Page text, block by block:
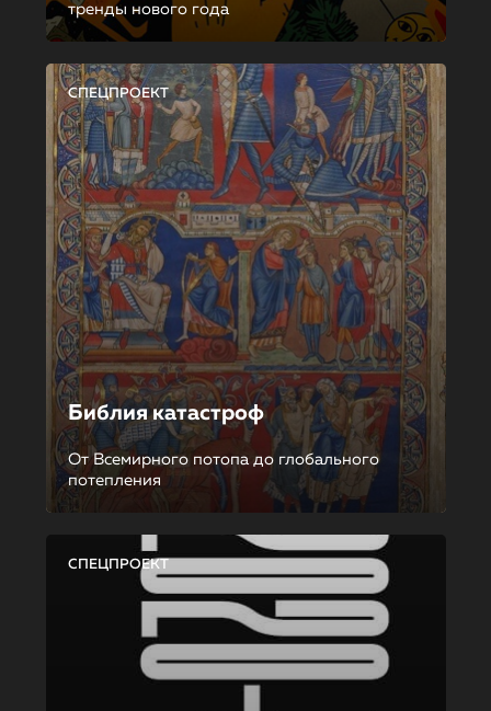
тренды нового года
СПЕЦПРОЕКТ
Библия катастроф
От Всемирного потопа до глобального
потепления
СПЕЦПРОЕКТ